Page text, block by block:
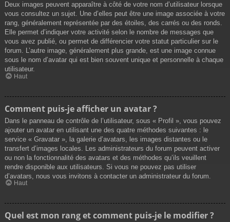
Deux images peuvent apparaître à côté de votre nom d’utilisateur lorsque
vous consultez un sujet. Une d’elles peut être une image associée à votre
rang, généralement représentée par des étoiles, des carrés ou des ronds.
Elle permet d’indiquer votre activité selon le nombre de messages que
vous avez publié, ou permet de différencier votre statut particulier sur le
forum. L’autre image, généralement plus grande, est une image connue
sous le nom d’avatar qui est bien souvent unique et personnelle à chaque
utilisateur.
Haut
Comment puis-je afficher un avatar ?
Dans le panneau de contrôle de l’utilisateur, sous « Profil », vous pouvez
ajouter un avatar en utilisant une des quatre méthodes suivantes : le
service « Gravatar », la galerie d’avatars, les images distantes ou le
transfert d’images locales. Les administrateurs du forum peuvent activer
ou non la fonctionnalité des avatars et des méthodes qu’ils veuillent
rendre disponible aux utilisateurs. Si vous ne pouvez pas utiliser
d’avatars, nous vous invitons à contacter un administrateur du forum.
Haut
Quel est mon rang et comment puis-je le modifier ?